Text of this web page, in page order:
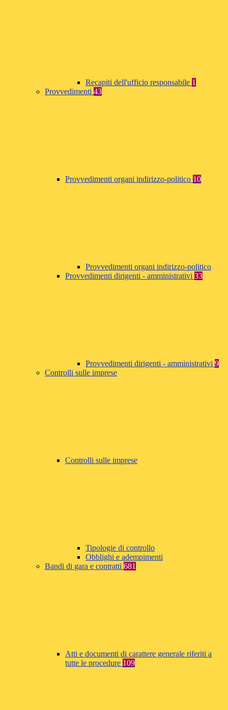
Recapiti dell'ufficio responsabile 1
Provvedimenti 43
Provvedimenti organi indirizzo-politico 10
Provvedimenti organi indirizzo-politico
Provvedimenti dirigenti - amministrativi 33
Provvedimenti dirigenti - amministrativi 9
Controlli sulle imprese
Controlli sulle imprese
Tipologie di controllo
Obblighi e adempimenti
Bandi di gara e contratti 681
Atti e documenti di carattere generale riferiti a
tutte le procedure 109